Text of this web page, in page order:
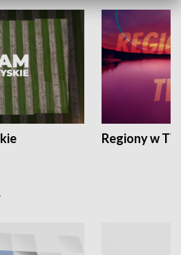
Regiony w